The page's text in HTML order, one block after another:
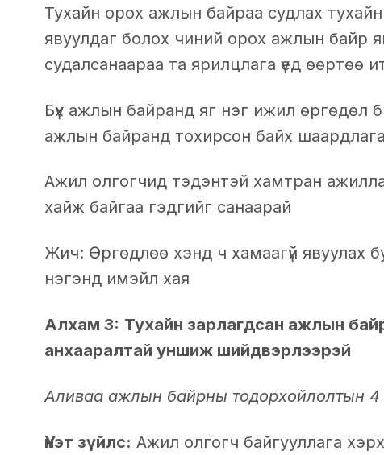
Тухайн орох ажлын байраа судлах
явуулдаг болох чиний орох ажлын байр
судалсанаараа та ярилцлага үед өөртөө
Бүх ажлын байранд яг нэг ижил өргөдөл
ажлын байранд тохирсон байх
Ажил олгогчид тэдэнтэй хамтран
хайж байгаа гэдгийг санаарай
Жич: Өргөдлөө хэнд ч хамаагүй явуулах
нэгэнд имэйл хая
Алхам 3: Тухайн зарлагдсан ажлын
анхааралтай уншиж шийдвэрлээрэй
Аливаа ажлын байрны тодорхойлолтын 4
Үнэт зүйлс: Ажил олгогч байгууллага